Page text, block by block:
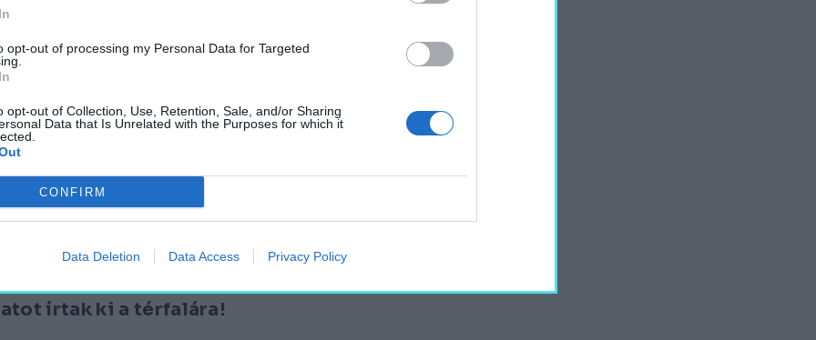
opt-out of processing my Personal Data for Targeted
opt-out of Collection, Use, Retention, Sale, and/or Sharing
Data that Is Unrelated with the Purposes for which it
CONFIRM
Data Deletion Data Access Privacy Policy
írtak ki a térfalára!